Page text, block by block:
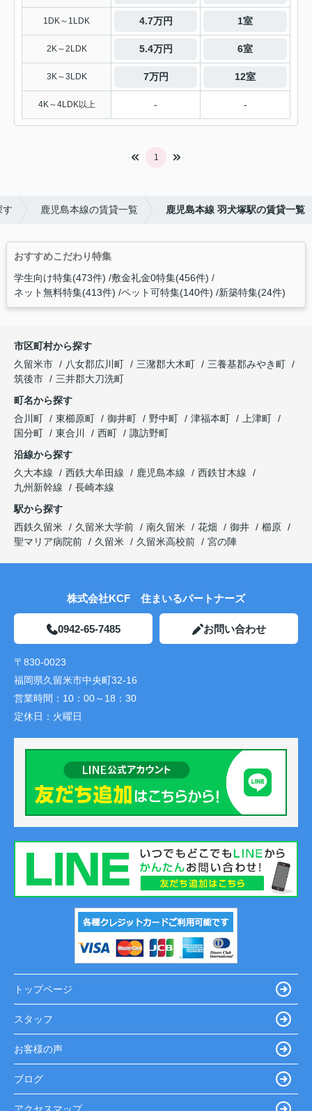
1DK～1LDK 4.7万円 1室
2K～2LDK 5.4万円 6室
3K～3LDK 7万円 12室
4K～4LDK以上 - -
1
す 鹿児島本線の賃貸一覧 鹿児島本線 羽犬塚駅の賃貸一覧
おすすめこだわり特集
学生向け特集(473件) 敷金礼金0特集(456件)
ネット無料特集(413件) ペット可特集(140件) 新築特集(24件)
市区町村から探す
久留米市
八女郡広川町 三潴郡大木町
三養基郡みやき町
筑後市
三井郡大刀洗町
町名から探す
合川町
東櫛原町 御井町 野中町 津福本町
上津町
国分町
東合川 西町
諏訪野町
沿線から探す
久大本線
西鉄大牟田線 鹿児島本線
西鉄甘木線
九州新幹線
長崎本線
駅から探す
西鉄久留米
久留米大学前 南久留米 花畑 御井
櫛原
聖マリア病院前
久留米 久留米高校前 宮の陣
株式会社KCF 住まいるパートナーズ
0942-65-7485 お問い合わせ
〒830-0023
福岡県久留米市中央町32-16
営業時間： 10：00～18：30
定休日： 火曜日
トップページ
スタッフ
お客様の声
ブログ
アクセスマップ